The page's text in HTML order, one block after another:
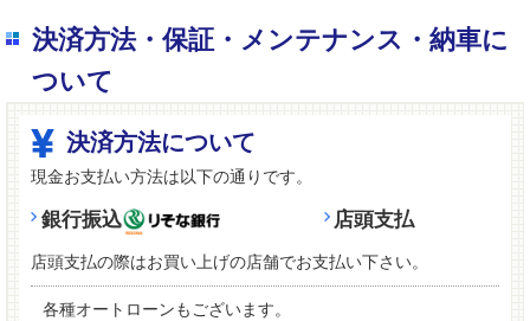
決済方法・保証・メンテナンス・納車に
ついて
決済方法について
現金お支払い方法は以下の通りです。
銀行振込 店頭支払
店頭支払の際はお買い上げの店舗でお支払い下さい。
各種オートローンもございます。